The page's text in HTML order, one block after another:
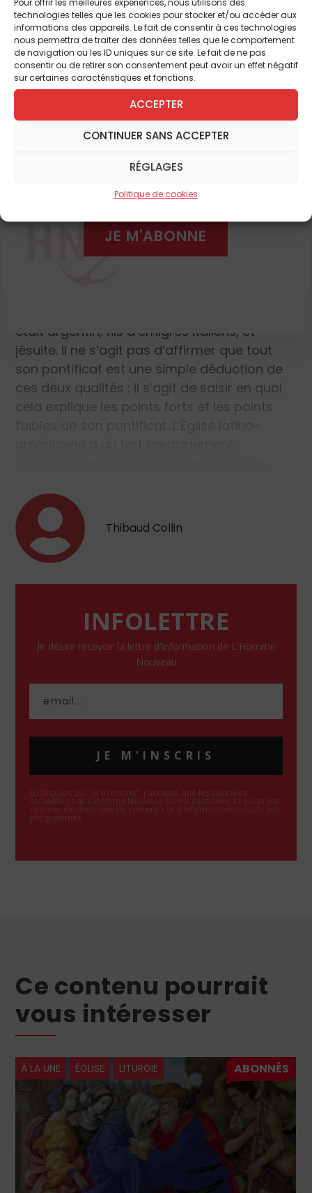
technologies telles que les cookies pour stocker et/ou accéder aux
informations des appareils. Le fait de consentir à ces technologies
nous permettra de traiter des données telles que le comportement
de navigation ou les ID uniques sur ce site. Le fait de ne pas
consentir ou de retirer son consentement peut avoir un effet négatif
sur certaines caractéristiques et fonctions.
ACCEPTER
CONTINUER SANS ACCEPTER
RÉGLAGES
Politique de cookies
«L’attention aux pauvres et
aux petits, le sens aigu de
l’injustice,la simplicité dans
l’expression de la foi, tout
cela, et bien d’autres choses, a
structuré les paroles et les
actes du défunt Pape.
Une conduite influencée par son
était argentin, fils d’émigrés italiens, et
jésuite. Il ne s’agit pas d’affirmer que tout
son pontificat est une simple déduction de
ces deux qualités ; il s’agit de saisir en quoi
cela explique les points forts et les points
Pour continuer à lire cet
article
et de nombreux autres
ABONNEZ-VOUS DÈS À
PRÉSENT
JE M'ABONNE
Thibaud Collin
INFOLETTRE
Je désire recevoir la lettre d'information de L'Homme
Nouveau
JE M'INSCRIS
En cliquant sur "Je m'inscris", j'accepte que les données
recueillies par L'Homme Nouveau soient destinées à l'envoi par
courrier électronique de contenus et d'informations relatifs aux
programmes.
Ce contenu pourrait
vous intéresser
À LA UNE ÉGLISE LITURGIE